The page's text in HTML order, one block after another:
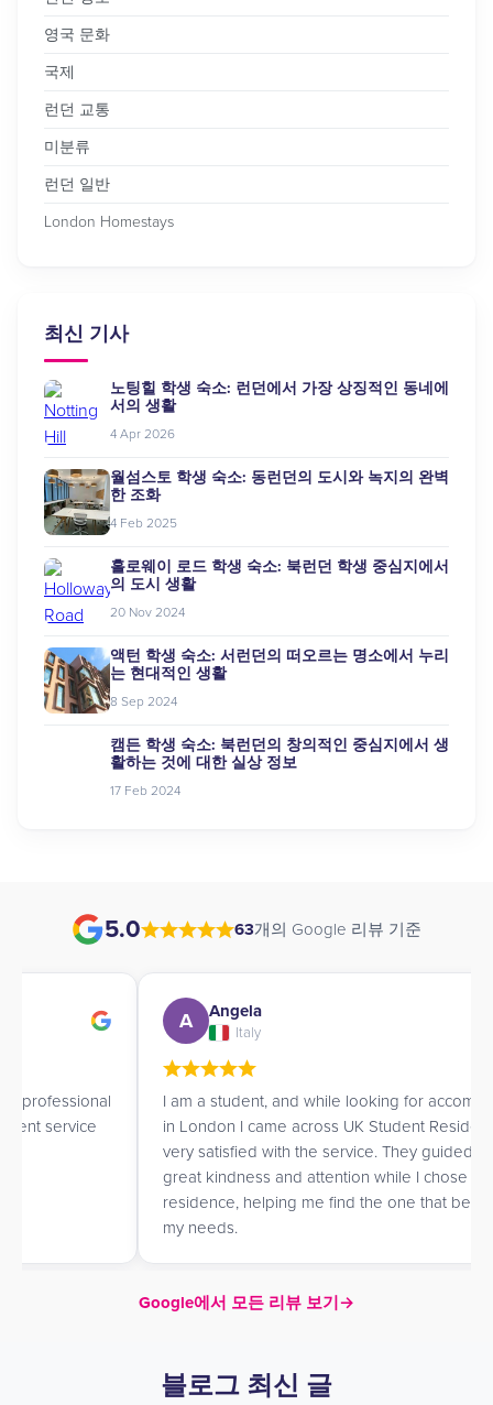
영국 문화
국제
런던 교통
미분류
런던 일반
London Homestays
최신 기사
노팅힐 학생 숙소: 런던에서 가장 상징적인 동네에
서의 생활
4 Apr 2026
월섬스토 학생 숙소: 동런던의 도시와 녹지의 완벽
한 조화
4 Feb 2025
홀로웨이 로드 학생 숙소: 북런던 학생 중심지에서
의 도시 생활
20 Nov 2024
액턴 학생 숙소: 서런던의 떠오르는 명소에서 누리
는 현대적인 생활
8 Sep 2024
캠든 학생 숙소: 북런던의 창의적인 중심지에서 생
활하는 것에 대한 실상 정보
17 Feb 2024
5.0 63개의 Google 리뷰 기준
Angela
I am a student, and while looking for accommodation
in London I came across UK Student Residences. I am
very satisfied with the service. They guided me with
great kindness and attention while I chose a
residence, helping me find the one that best matched
Google에서 모든 리뷰 보기→
블로그 최신 글